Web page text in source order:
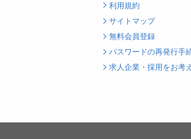
利用規約
サイトマップ
無料会員登録
パスワードの再発行手
求人企業・採用をお考